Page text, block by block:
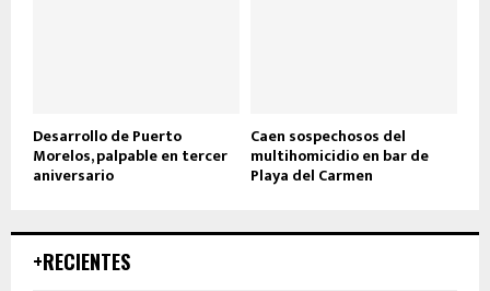
Desarrollo de Puerto
Morelos, palpable en tercer
aniversario
Caen sospechosos del
multihomicidio en bar de
Playa del Carmen
+RECIENTES